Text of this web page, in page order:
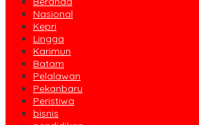
Nasional
Kepri
Lingga
Karimun
Batam
Pelalawan
Pekanbaru
Peristiwa
bisnis